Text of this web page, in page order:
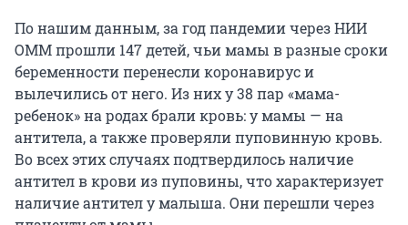
По нашим данным, за год пандемии через НИИ
ОММ прошли 147 детей, чьи мамы в разные сроки
беременности перенесли коронавирус и
вылечились от него. Из них у 38 пар «мама-
ребенок» на родах брали кровь: у мамы — на
антитела, а также проверяли пуповинную кровь.
Во всех этих случаях подтвердилось наличие
антител в крови из пуповины, что характеризует
наличие антител у малыша. Они перешли через